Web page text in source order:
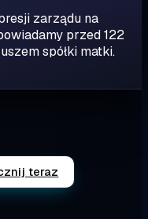
zarządu na
przed 122
spółki matki.
teraz